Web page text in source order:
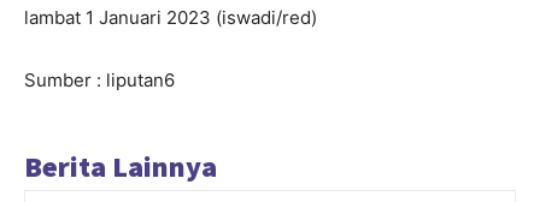
lambat 1 Januari 2023 (iswadi/red)
Sumber : liputan6
Berita Lainnya